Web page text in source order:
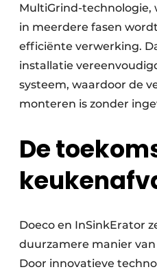
MultiGrind-technologie,
in meerdere fasen
efficiënte verwerking.
installatie
systeem, waardoor de
monteren is zonder
De
Doeco en InSinkErator
duurzamere manier
Door innovatieve